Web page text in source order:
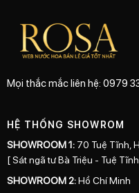
Mọi thắc mắc liên hệ: 0979
HỆ THỐNG SHOWROM
SHOWROOM 1: 70 Tuệ Tĩnh,
[ Sát ngã tư Bà Triệu - Tuệ
SHOWROOM 2:Hồ Chí Minh